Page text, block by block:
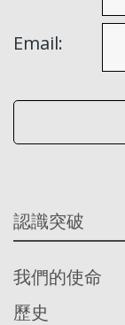
Email:
認識突破
我們的使命
歷史